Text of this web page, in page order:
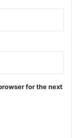
for the next